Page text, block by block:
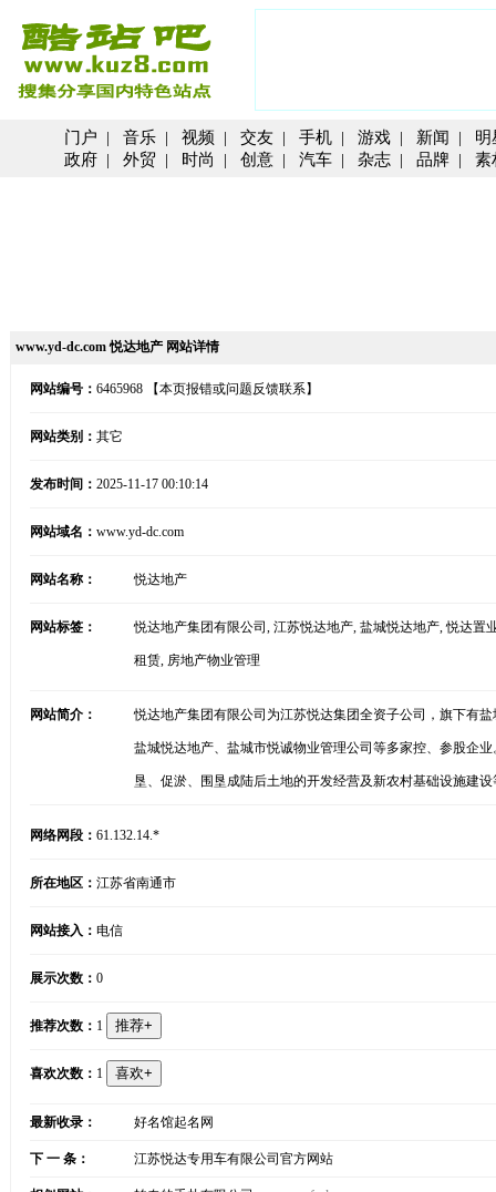
门户 | 音乐 | 视频 | 交友 | 手机 | 游戏 | 新闻 | 明
政府 | 外贸 | 时尚 | 创意 | 汽车 | 杂志 | 品牌 | 素
www.yd-dc.com 悦达地产 网站详情
网站编号： 6465968 【本页报错或问题反馈联系】
网站类别： 其它
发布时间： 2025-11-17 00:10:14
网站域名： www.yd-dc.com
网站名称： 悦达地产
网站标签： 悦达地产集团有限公司, 江苏悦达地产, 盐城悦达地产, 悦达置
租赁, 房地产物业管理
网站简介： 悦达地产集团有限公司为江苏悦达集团全资子公司，旗下有
盐城悦达地产、盐城市悦诚物业管理公司等多家控、参股企
垦、促淤、围垦成陆后土地的开发经营及新农村基础设施建
网络网段： 61.132.14.*
所在地区： 江苏省南通市
网站接入： 电信
展示次数： 0
推荐次数： 1
喜欢次数： 1
最新收录： 好名馆起名网
下 一 条： 江苏悦达专用车有限公司官方网站